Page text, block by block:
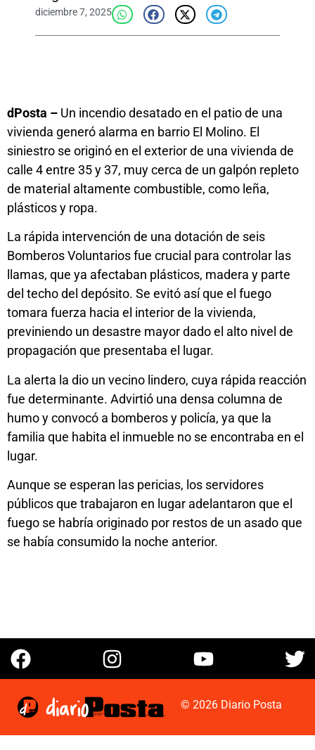
diciembre 7, 2025
dPosta – Un incendio desatado en el patio de una
vivienda generó alarma en barrio El Molino. El
siniestro se originó en el exterior de una vivienda de
calle 4 entre 35 y 37, muy cerca de un galpón repleto
de material altamente combustible, como leña,
plásticos y ropa.
La rápida intervención de una dotación de seis
Bomberos Voluntarios fue crucial para controlar las
llamas, que ya afectaban plásticos, madera y parte
del techo del depósito. Se evitó así que el fuego
tomara fuerza hacia el interior de la vivienda,
previniendo un desastre mayor dado el alto nivel de
propagación que presentaba el lugar.
La alerta la dio un vecino lindero, cuya rápida reacción
fue determinante. Advirtió una densa columna de
humo y convocó a bomberos y policía, ya que la
familia que habita el inmueble no se encontraba en el
lugar.
Aunque se esperan las pericias, los servidores
públicos que trabajaron en lugar adelantaron que el
fuego se habría originado por restos de un asado que
se había consumido la noche anterior.
© 2026 Diario Posta